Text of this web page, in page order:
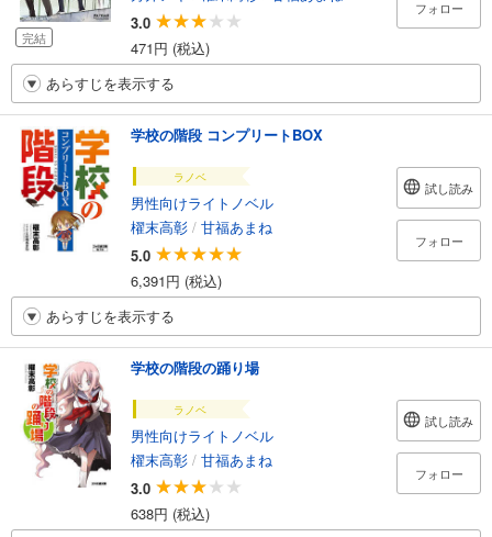
完結
3.0
471円 (税込)
フォロー
あらすじを表示する
学校の階段 コンプリートBOX
ラノベ
男性向けライトノベル
櫂末高彰 / 甘福あまね
5.0
6,391円 (税込)
試し読み
フォロー
あらすじを表示する
学校の階段の踊り場
ラノベ
男性向けライトノベル
櫂末高彰 / 甘福あまね
3.0
638円 (税込)
試し読み
フォロー